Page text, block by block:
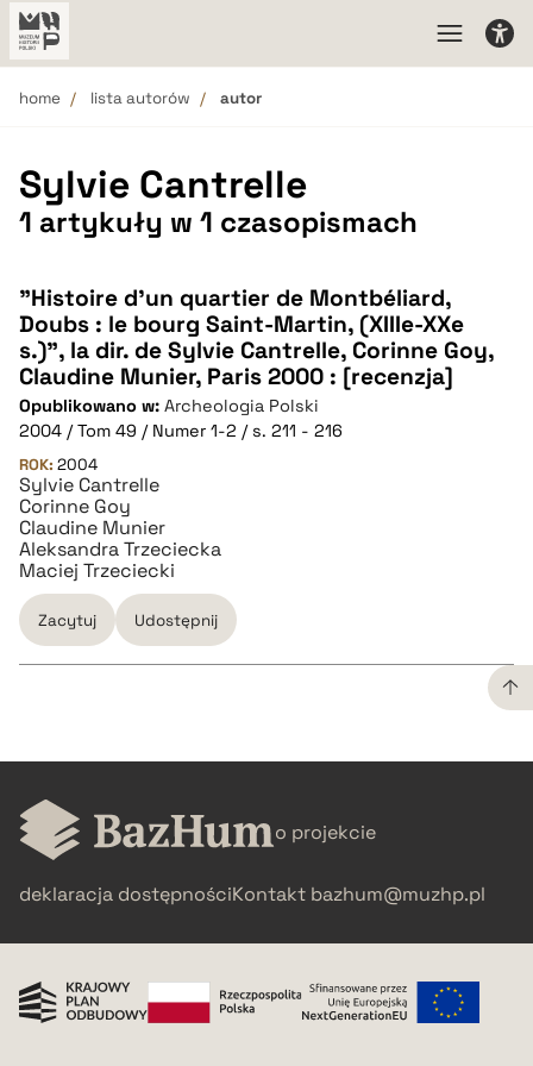
home lista autorów autor
Sylvie Cantrelle
1 artykuły w 1 czasopismach
"Histoire d'un quartier de Montbéliard,
Doubs : le bourg Saint-Martin, (XIIIe-XXe
s.)", la dir. de Sylvie Cantrelle, Corinne Goy,
Claudine Munier, Paris 2000 : [recenzja]
Opublikowano w: Archeologia Polski
2004 / Tom 49 / Numer 1-2 / s. 211 - 216
ROK: 2004
Sylvie Cantrelle
Corinne Goy
Claudine Munier
Aleksandra Trzeciecka
Maciej Trzeciecki
Zacytuj Udostępnij
pobierz cytat
BIBTEX
pobierz cytat
o projekcie
deklaracja dostępnościKontakt bazhum@muzhp.pl